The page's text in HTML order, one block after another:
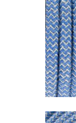
Deur- en
Kapstokken &
Bellen en
Meubelgrepen
Kastinrichting
Verzendkosten